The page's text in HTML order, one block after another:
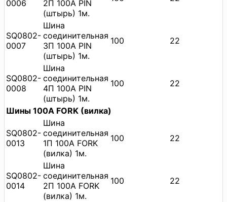
0006
2П 100A PIN
(штырь) 1м.
SQ0802-
0007
Шина
соединительная
3П 100A PIN
(штырь) 1м.
100 22
SQ0802-
0008
Шина
соединительная
4П 100A PIN
(штырь) 1м.
100 22
Шины 100A FORK (вилка)
SQ0802-
0013
Шина
соединительная
1П 100A FORK
(вилка) 1м.
100 22
SQ0802-
0014
Шина
соединительная
2П 100A FORK
(вилка) 1м.
100 22